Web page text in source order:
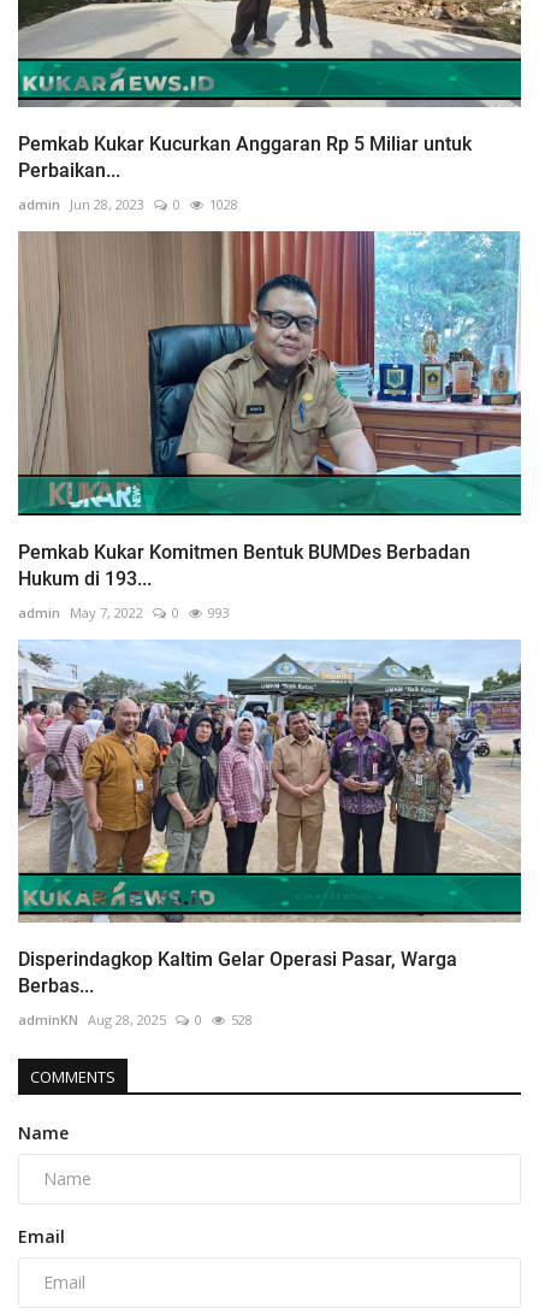
Pemkab Kukar Kucurkan Anggaran Rp 5 Miliar untuk
Perbaikan...
admin Jun 28, 2023 0 1028
Pemkab Kukar Komitmen Bentuk BUMDes Berbadan
Hukum di 193...
admin May 7, 2022 0 993
Disperindagkop Kaltim Gelar Operasi Pasar, Warga
Berbas...
adminKN Aug 28, 2025 0 528
COMMENTS
Name
Email